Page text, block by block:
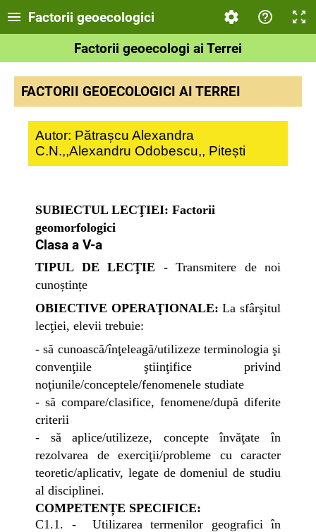
Factorii geoecologici
Factorii geoecologi ai Terrei
FACTORII GEOECOLOGICI AI TERREI
Autor: Pătrașcu Alexandra
C.N.,,Alexandru Odobescu,, Pitești
SUBIECTUL LECŢIEI: Factorii
geomorfologici
Clasa a V-a
TIPUL DE LECŢIE - Transmitere de noi
cunoștințe
OBIECTIVE OPERAŢIONALE:La sfârşitul
lecţiei, elevii trebuie:
- să cunoască/înţeleagă/utilizeze terminologia şi
convenţiile ştiinţifice privind
noţiunile/conceptele/fenomenele studiate
- să compare/clasifice, fenomene/după diferite
criterii
- să aplice/utilizeze, concepte învăţate în
rezolvarea de exerciţii/probleme cu caracter
teoretic/aplicativ, legate de domeniul de studiu
al disciplinei.
COMPETENȚE SPECIFICE:
C1.1. - Utilizarea termenilor geografici în